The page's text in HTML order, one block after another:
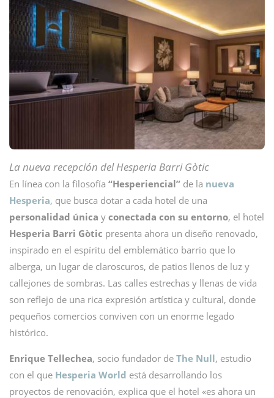
La nueva recepción del Hesperia Barri Gòtic
En línea con la filosofía “Hesperiencial” de la nueva
Hesperia, que busca dotar a cada hotel de una
personalidad única y conectada con su entorno, el hotel
Hesperia Barri Gòtic presenta ahora un diseño renovado,
inspirado en el espíritu del emblemático barrio que lo
alberga, un lugar de claroscuros, de patios llenos de luz y
callejones de sombras. Las calles estrechas y llenas de vida
son reflejo de una rica expresión artística y cultural, donde
pequeños comercios conviven con un enorme legado
histórico.
Enrique Tellechea, socio fundador de The Null, estudio
con el que Hesperia World está desarrollando los
proyectos de renovación, explica que el hotel «es ahora un